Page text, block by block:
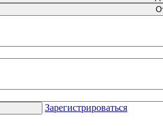
Зарегистрироваться